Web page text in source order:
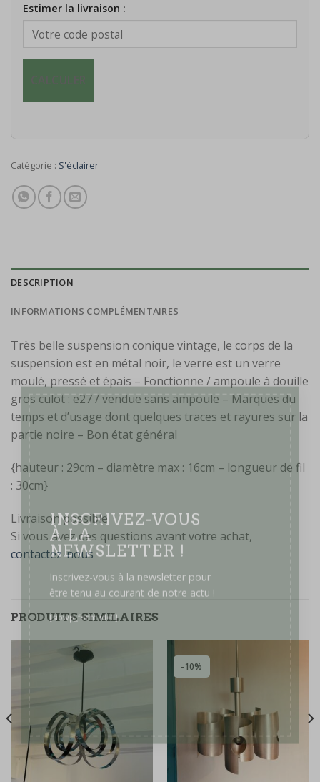
INSCRIVEZ-VOUS
À LA
NEWSLETTER !
Inscrivez-vous à la newsletter pour
être tenu au courant de notre actu !
×
Estimer la livraison :
Catégorie : S'éclairer
DESCRIPTION
INFORMATIONS COMPLÉMENTAIRES
Très belle suspension conique vintage, le corps de la
suspension est en métal noir, le verre est un verre
moulé, pressé et épais – Fonctionne / ampoule à douille
gros culot : e27 / vendue sans ampoule – Marques du
temps et d’usage dont quelques traces et rayures sur la
partie noire – Bon état général
{hauteur : 29cm – diamètre max : 16cm – longueur de fil
: 30cm}
Livraison possible
Si vous avez des questions avant votre achat,
contactez-nous
PRODUITS SIMILAIRES
-10%